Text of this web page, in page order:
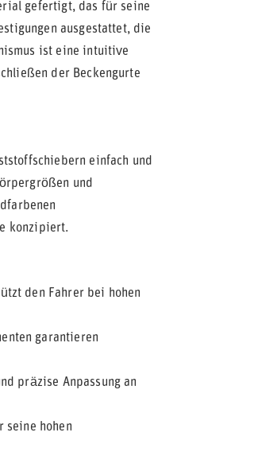
gefertigt, das für seine
ausgestattet, die
ist eine intuitive
der Beckengurte
einfach und
und
konzipiert.
den Fahrer bei hohen
garantieren
präzise Anpassung an
seine hohen